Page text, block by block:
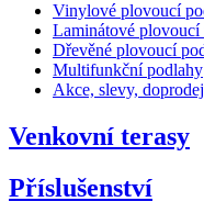
Vinylové plovoucí
Laminátové
Dřevěné plovoucí
Multifunkční podlahy
Akce, slevy, doprodej
Venkovní terasy
Příslušenství